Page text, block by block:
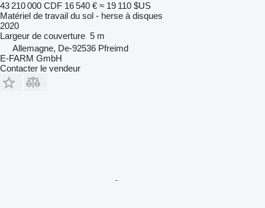
43 210 000 CDF 16 540 € ≈ 19 110 $US
Matériel de travail du sol - herse à disques
2020
Largeur de couverture 5 m
Allemagne, De-92536 Pfreimd
E-FARM GmbH
Contacter le vendeur